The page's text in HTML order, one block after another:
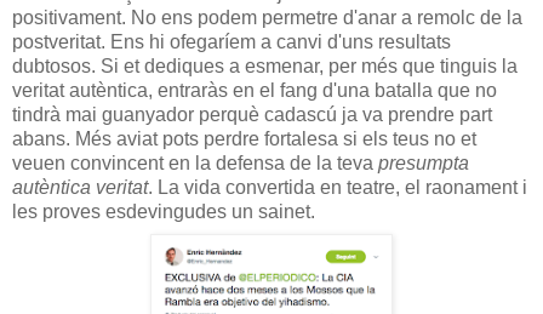
positivament. No ens podem permetre d'anar a remolc de la
postveritat. Ens hi ofegaríem a canvi d'uns resultats
dubtosos. Si et dediques a esmenar, per més que tinguis la
veritat autèntica, entraràs en el fang d'una batalla que no
tindrà mai guanyador perquè cadascú ja va prendre part
abans. Més aviat pots perdre fortalesa si els teus no et
veuen convincent en la defensa de la teva presumpta
autèntica veritat. La vida convertida en teatre, el raonament i
les proves esdevingudes un sainet.